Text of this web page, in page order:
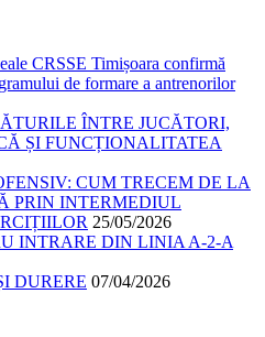
CRSSE Timișoara confirmă
de formare a antrenorilor
ÎNTRE JUCĂTORI,
ȘI FUNCȚIONALITATEA
CUM TRECEM DE LA
PRIN INTERMEDIUL
25/05/2026
INTRARE DIN LINIA A-2-A
DURERE 07/04/2026